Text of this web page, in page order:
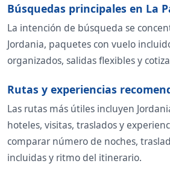
Búsquedas principales en La
La intención de búsqueda se
Jordania, paquetes con vuelo
organizados, salidas flexibles y
Rutas y experiencias
Las rutas más útiles incluyen
hoteles, visitas, traslados y
comparar número de noches,
incluidas y ritmo del itinerario.